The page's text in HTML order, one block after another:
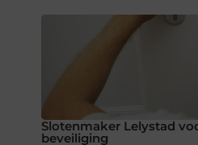
Slotenmaker Lelystad
beveiliging